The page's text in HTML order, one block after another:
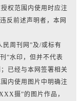
权范围内使用时应注
反前述声明者，本网
民周刊网”及/或标有
”水印，但并不代表
已经与本网签署相关
内使用图片中明确注
摄”的图片作品，